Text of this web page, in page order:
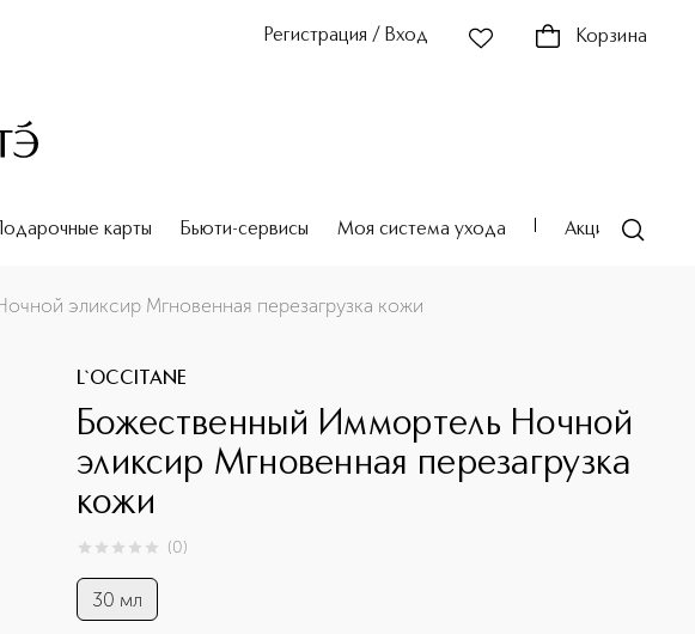
Регистрация / Вход Корзина
Подарочные карты Бьюти-сервисы Моя система ухода Акции
эликсир Мгновенная перезагрузка кожи
L`OCCITANE
Божественный Иммортель Ночной
эликсир Мгновенная перезагрузка
кожи
0из 0 (0)
30 мл